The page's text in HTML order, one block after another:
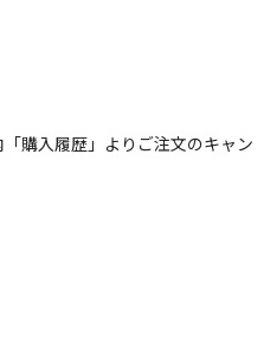
購入履歴」よりご注文のキャン